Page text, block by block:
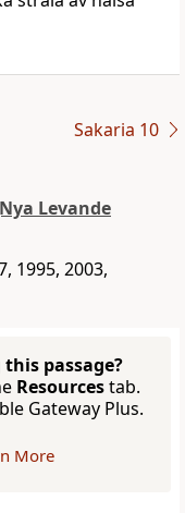
Sakaria 10
Levande
1995, 2003,
passage?
Resourcestab.
Gateway Plus.
More